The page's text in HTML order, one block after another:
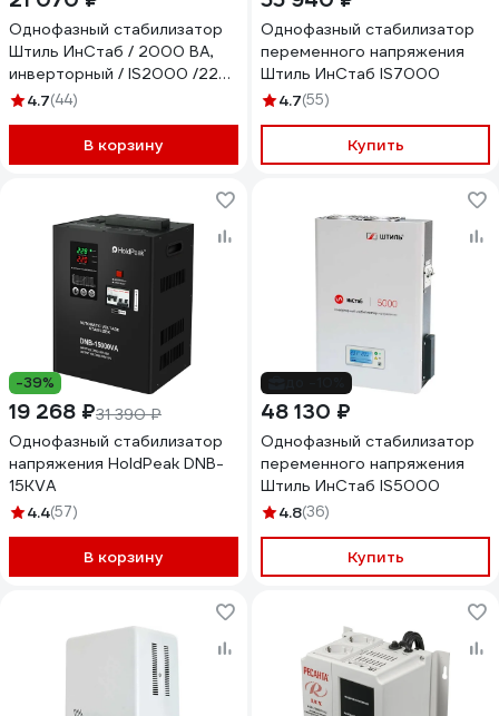
Однофазный стабилизатор
Штиль ИнСтаб / 2000 ВА,
инверторный / IS2000 /220
В/ IS2000 (220-230В)
4.7(44)
В корзину
Однофазный стабилизатор
переменного напряжения
Штиль ИнСтаб IS7000
4.7(55)
Купить
-39%
19 268 ₽31 390 ₽
Однофазный стабилизатор
напряжения HoldPeak DNB-
15KVA
4.4(57)
В корзину
48 130 ₽
Однофазный стабилизатор
переменного напряжения
Штиль ИнСтаб IS5000
4.8(36)
Купить